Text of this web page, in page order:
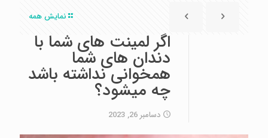
نمایش همه
اگر لمینت های شما با
دندان های شما
همخوانی نداشته باشد
چه میشود؟
دسامبر 26, 2023